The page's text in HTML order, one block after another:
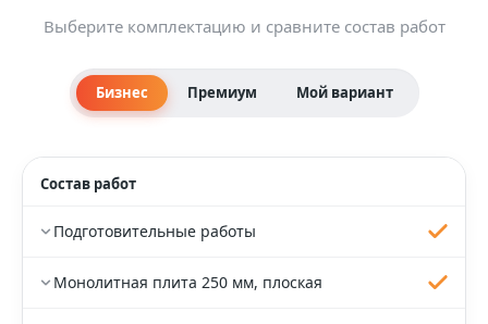
Выберите комплектацию и сравните состав работ
Бизнес Премиум Мой вариант
Состав работ
Подготовительные работы
Монолитная плита 250 мм, плоская